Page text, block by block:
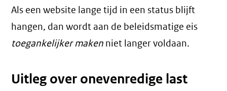
Als een website lange tijd in een status blijft
hangen, dan wordt aan de beleidsmatige eis
toegankelijker maken niet langer voldaan.
Uitleg over onevenredige last